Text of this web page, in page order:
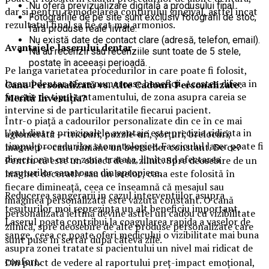
Nu oferă previzualizare digitală a produsului final.
Fotografiile de pe site sunt exclusiv fotografii de stoc,
fără produse reale livrate.
Nu există date de contact clare (adresă, telefon, email).
Nu au recenzii sau recenziile sunt toate de 5 stele,
postate în aceeași perioadă.
Cana Personalizată vs. Alte Cadouri Personalizate:
Merită Investiția?
Într-o piață a cadourilor personalizate din ce în ce mai
aglomerată — tricouri, puzzle-uri, șorțuri, brelocuri,
magneți — cana rămâne un bestseller constant. De ce?
Pentru că este un obiect de uz zilnic. Spre deosebire de un
magnet decorativ sau un breloc, cana este folosită în
fiecare dimineață, ceea ce înseamnă că mesajul sau
imaginea personalizată este văzută constant. O cană
personalizată ieftină devine astfel un cadou cu vizibilitate
zilnică, spre deosebire de alte produse personalizate care
sunt puse în sertar după câteva zile.
Din punct de vedere al raportului preț-impact emoțional,
dar si pentru remodelarea conturului gingival, astfel incat
rezultatul final sa fie cat mai armonios.
Avantajele laserului dentar
Pe langa varietatea procedurilor in care poate fi folosit,
laserul dentar ofera numeroase beneficii. Acestea difera in
functie de tipul tratamentului, de zona asupra careia se
intervine si de particularitatile fiecarui pacient.
Unul dintre principalele avantaje este precizia ridicata in
timpul procedurilor stomatologice. Fasciculul laser poate fi
directionat catre zona tratata, limitand afectarea
tesuturilor sanatoase din apropiere.
Reducerea sangerarii in cazul interventiilor asupra
tesuturilor moi reprezinta un alt beneficiu important.
Laserul poate contribui la coagularea rapida a vaselor de
sange, ceea ce poate oferi medicului o vizibilitate mai buna
asupra zonei tratate si pacientului un nivel mai ridicat de
confort.